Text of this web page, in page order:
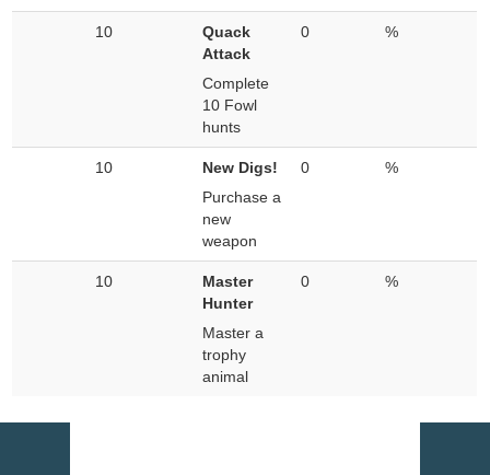
10
Quack
Attack
Complete
10 Fowl
hunts
0 %
10
New Digs!
Purchase a
new
weapon
0 %
10
Master
Hunter
Master a
trophy
animal
0 %